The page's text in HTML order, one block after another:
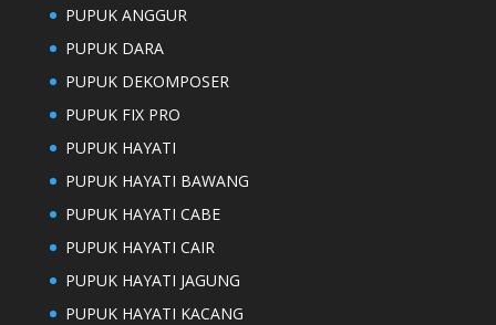
PUPUK ANGGUR
PUPUK DARA
PUPUK DEKOMPOSER
PUPUK FIX PRO
PUPUK HAYATI
PUPUK HAYATI BAWANG
PUPUK HAYATI CABE
PUPUK HAYATI CAIR
PUPUK HAYATI JAGUNG
PUPUK HAYATI KACANG